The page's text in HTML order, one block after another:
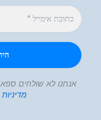
אנחנו לא שולחים